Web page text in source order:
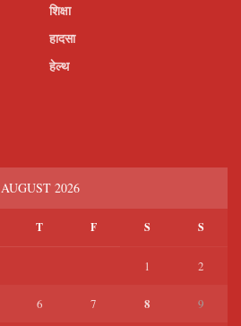
शिक्षा
हादसा
हेल्थ
AUGUST 2026
T F S S
1 2
6 7 8 9